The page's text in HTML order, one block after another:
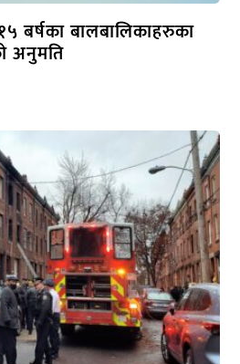
बर्षका बालबालिकाहरुका
अनुमति